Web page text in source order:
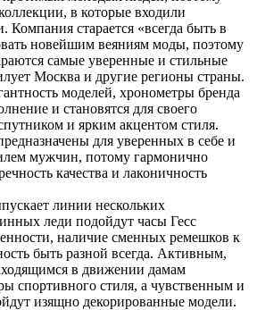
в которые входили
Компания старается «всегда быть в
новейшим веяниям моды, поэтому
самые уверенные и стильные
Москва и другие регионы страны.
моделей, хронометры бренда
и становятся для своего
и ярким акцентом стиля.
для уверенных в себе и
мужчин, потому гармонично
качества и лаконичность
линии нескольких
леди подойдут часы Гесс
наличие сменных ремешков к
быть разной всегда. Активным,
в движении дамам
спортивного стиля, а чувственным и
изящно декорированные модели.